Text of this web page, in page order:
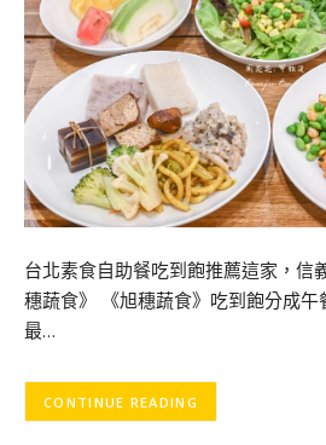
台北素食自助餐吃到飽推薦這家，信
穗蔬食》 《旭穗蔬食》吃到飽分成午
最…
CONTINUE READING